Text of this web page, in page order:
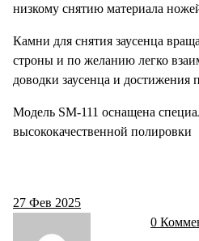
низкому снятию материала
Камни для снятия заусенца
строны и по желанию легко
доводки заусенца и достижения
Модель SM-111 оснащена
высококачественной полировки
27 Фев 2025
0